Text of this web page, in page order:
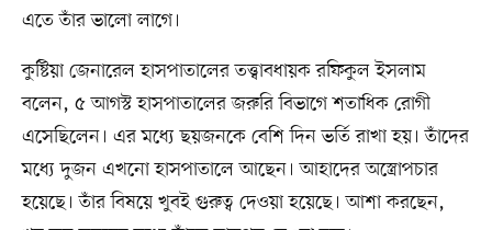
এতে তাঁর ভালো লাগে।
কুষ্টিয়া জেনারেল হাসপাতালের তত্ত্বাবধায়ক রফিকুল ইসলাম
বলেন, ৫ আগস্ট হাসপাতালের জরুরি বিভাগে শতাধিক রোগী
এসেছিলেন। এর মধ্যে ছয়জনকে বেশি দিন ভর্তি রাখা হয়। তাঁদের
মধ্যে দুজন এখনো হাসপাতালে আছেন। আহাদের অস্ত্রোপচার
হয়েছে। তাঁর বিষয়ে খুবই গুরুত্ব দেওয়া হয়েছে। আশা করছেন,